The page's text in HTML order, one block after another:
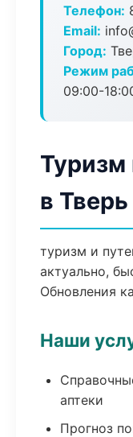
Телефон:
Email:
Город:
Режим
09:00-
Туризм
в Тверь
туризм и
актуально,
Обновления
Наши
аптеки
Прогноз